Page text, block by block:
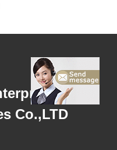
Co.,LTD